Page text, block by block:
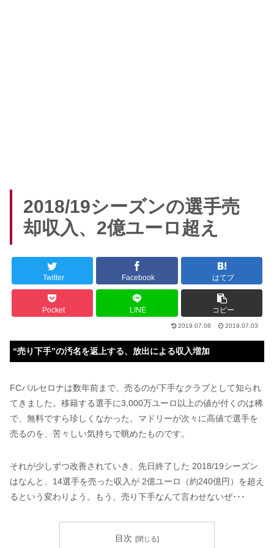
2018/19シーズンの選手売
却収入、2億ユーロ超え
Twitter Facebook はてブ
Pocket LINE コピー
2019.07.08 2019.07.03
“売り下手”の汚名を返上する、放出による収入増加
FCバルセロナは数年前まで、売るのが下手なクラブとして知られ
てきました。移籍する選手に3,000万ユーロ以上の値が付くのは稀
で、無料ですら珍しくなかった。マドリーが次々に高値で選手を
売るのを、苦々しい気持ちで眺めたものです。
それが少しずつ改善されていき、先日終了した 2018/19シーズン
はなんと、14選手を売った収入が 2億ユーロ（約240億円）を超え
るという変わりよう。もう、売り下手なんて言わせないぜ･･･
目次